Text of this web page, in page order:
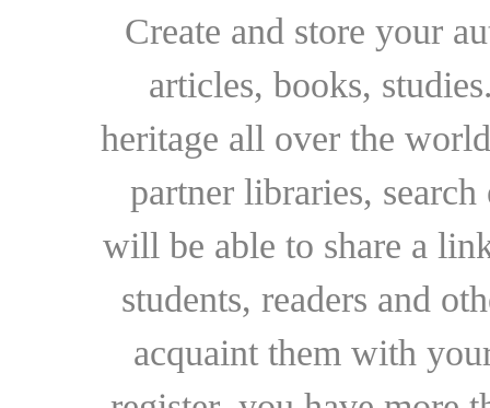
Create and store your
articles, books,
heritage all over the
partner libraries,
will be able to share a
students, readers and
acquaint them with